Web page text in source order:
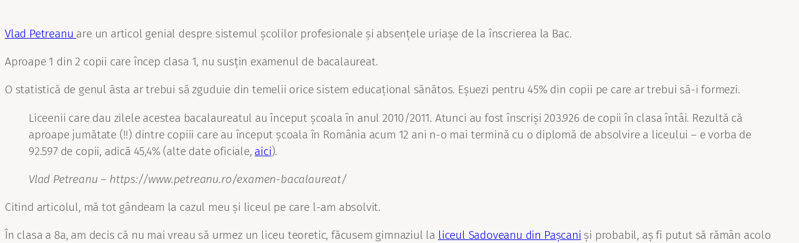
Vlad Petreanu are un articol genial despre sistemul școlilor profesionale și absențele uriașe de la înscrierea la Bac.
Aproape 1 din 2 copii care încep clasa 1, nu susțin examenul de bacalaureat.
O statistică de genul ăsta ar trebui să zguduie din temelii orice sistem educațional sănătos. Eșuezi pentru 45% din copii pe care ar trebui să-i formezi.
Liceenii care dau zilele acestea bacalaureatul au început școala în anul 2010/2011. Atunci au fost înscriși 203.926 de copii în clasa întâi. Rezultă că
aproape jumătate (!!) dintre copiii care au început școala în România acum 12 ani n-o mai termină cu o diplomă de absolvire a liceului – e vorba de
92.597 de copii, adică 45,4% (alte date oficiale, aici).
Vlad Petreanu – https://www.petreanu.ro/examen-bacalaureat/
Citind articolul, mă tot gândeam la cazul meu și liceul pe care l-am absolvit.
În clasa a 8a, am decis că nu mai vreau să urmez un liceu teoretic, făcusem gimnaziul la liceul Sadoveanu din Pașcani și probabil, aș fi putut să rămân acolo